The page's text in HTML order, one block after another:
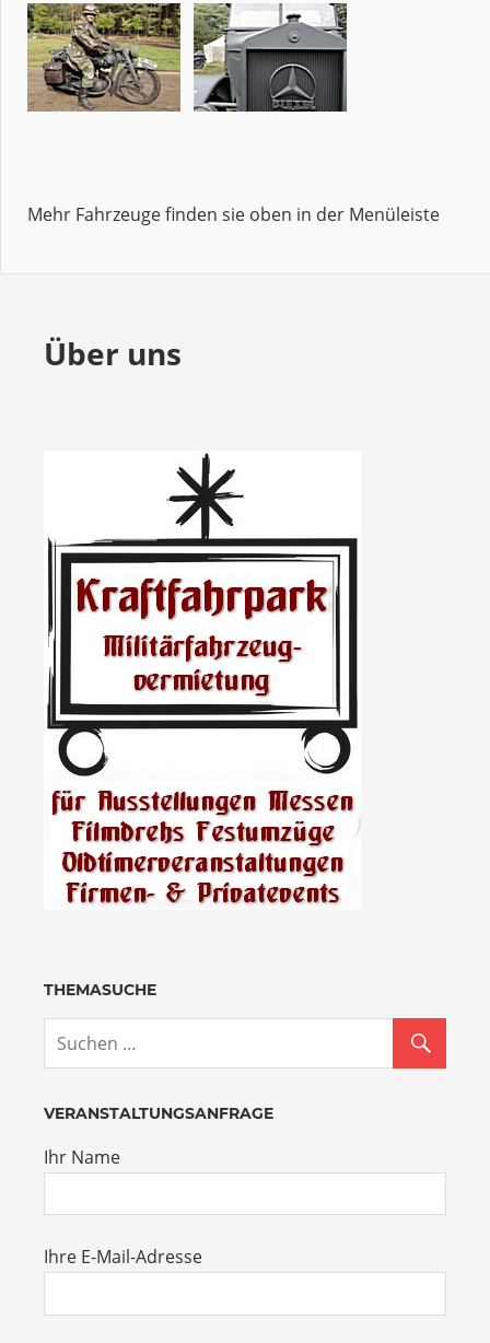
Mehr Fahrzeuge finden sie oben in der Menüleiste
Über uns
THEMASUCHE
VERANSTALTUNGSANFRAGE
Ihr Name
Ihre E-Mail-Adresse